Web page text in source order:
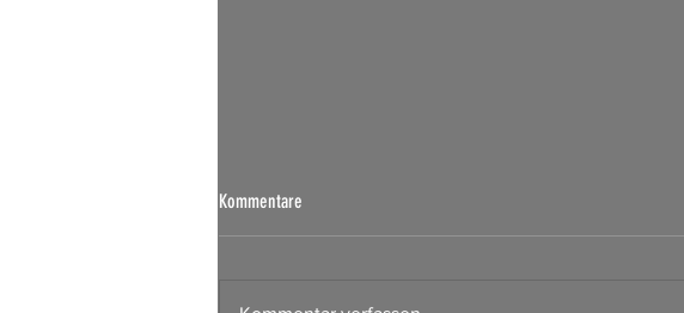
Börsen Radar 07.08.2026
Kommentare